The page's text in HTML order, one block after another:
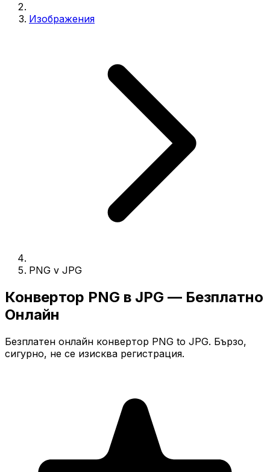
Изображения
PNG v JPG
Конвертор PNG в JPG — Безплатно
Онлайн
Безплатен онлайн конвертор PNG to JPG. Бързо,
сигурно, не се изисква регистрация.